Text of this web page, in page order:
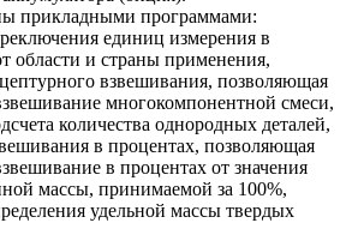
прикладными программами:
единиц измерения в
области и страны применения,
взвешивания, позволяющая
многокомпонентной смеси,
количества однородных деталей,
в процентах, позволяющая
в процентах от значения
массы, принимаемой за 100%,
удельной массы твердых